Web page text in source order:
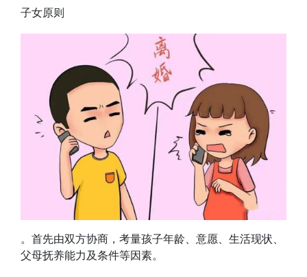
子女原则
。首先由双方协商，考量孩子年龄、意愿、生活现状、
父母抚养能力及条件等因素。